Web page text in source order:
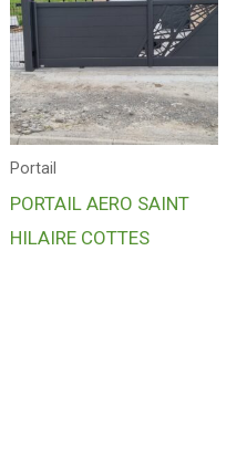
Portail
PORTAIL AERO SAINT
HILAIRE COTTES